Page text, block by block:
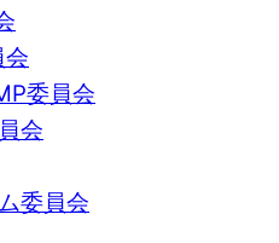
会
委員会
会
委員会